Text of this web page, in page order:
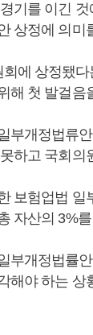
기를 이긴 것
상정에 의미
에 상정됐
해 첫 발걸음
부개정법류
하고 국회의
보험업법
자산의 3%
부개정법률
해야 하는 상